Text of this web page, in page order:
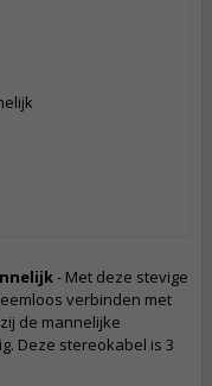
- Met deze stevige
verbinden met
de mannelijke
Deze stereokabel is 3